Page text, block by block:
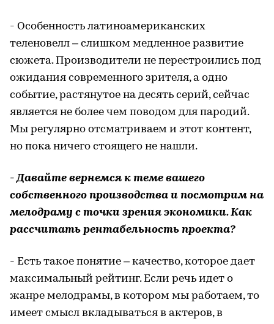
- Особенность латиноамериканских
теленовелл – слишком медленное развитие
сюжета. Производители не перестроились под
ожидания современного зрителя, а одно
событие, растянутое на десять серий, сейчас
является не более чем поводом для пародий.
Мы регулярно отсматриваем и этот контент,
но пока ничего стоящего не нашли.
- Давайте вернемся к теме вашего
собственного производства и посмотрим на
мелодраму с точки зрения экономики. Как
рассчитать рентабельность проекта?
- Есть такое понятие – качество, которое дает
максимальный рейтинг. Если речь идет о
жанре мелодрамы, в котором мы работаем, то
имеет смысл вкладываться в актеров, в